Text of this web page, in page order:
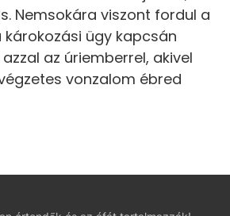
Nemsokára viszont fordul a
károkozási ügy kapcsán
az úriemberrel, akivel
vonzalom ébred